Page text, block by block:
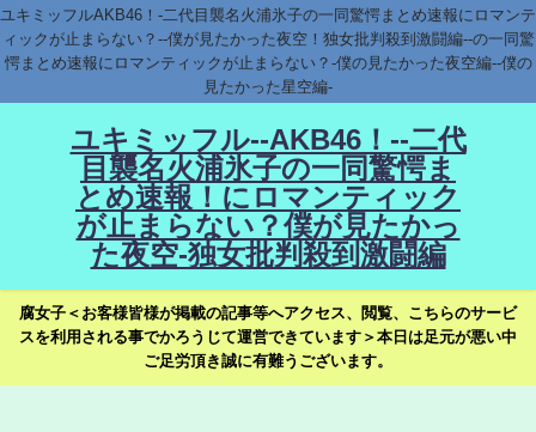
ユキミッフルAKB46！-二代目襲名火浦氷子の一同驚愕まとめ速報にロマンテ
ィックが止まらない？--僕が見たかった夜空！独女批判殺到激闘編--の一同驚
愕まとめ速報にロマンティックが止まらない？-僕の見たかった夜空編--僕の
見たかった星空編-
ユキミッフル--AKB46！--二代
目襲名火浦氷子の一同驚愕ま
とめ速報！にロマンティック
が止まらない？僕が見たかっ
た夜空-独女批判殺到激闘編
腐女子＜お客様皆様が掲載の記事等へアクセス、閲覧、こちらのサービ
スを利用される事でかろうじて運営できています＞本日は足元が悪い中
ご足労頂き誠に有難うございます。